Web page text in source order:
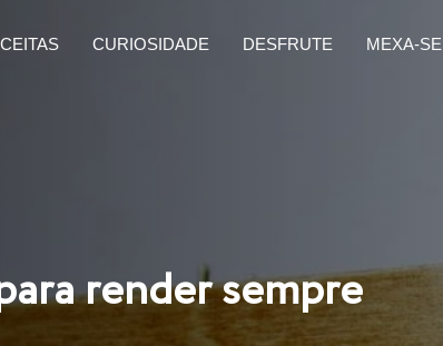
CURIOSIDADE DESFRUTE MEXA-SE
render sempre